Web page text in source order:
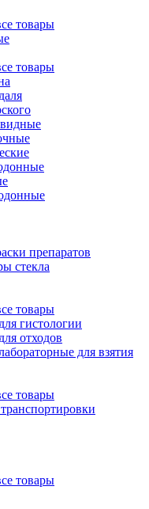
товары
товары
препаратов
стекла
товары
гистологии
отходов
для взятия
товары
товары